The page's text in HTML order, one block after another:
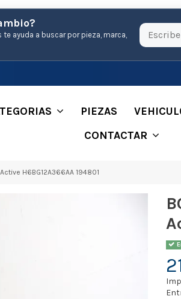
ayuda a buscar por pieza, marca,
PIEZAS
CONTACTAR
Active H6BG12A366AA 194801